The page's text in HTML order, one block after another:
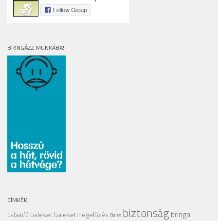
BRINGÁZZ MUNKÁBA!
CÍMKÉK
babaufó balesetbalesetmegelőzés Barcs biztonságbringa